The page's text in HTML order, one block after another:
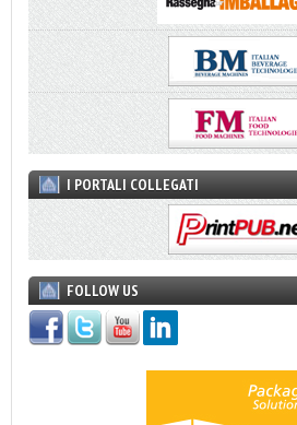
I PORTALI COLLEGATI
FOLLOW US